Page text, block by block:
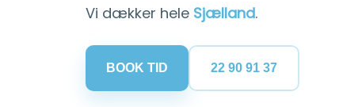
Vi dækker hele Sjælland.
BOOK TID 22 90 91 37